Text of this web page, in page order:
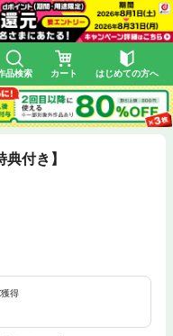
品検索 カート はじめての方へ
付き】
獲得